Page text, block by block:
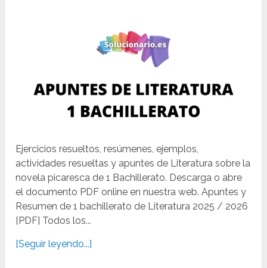
Ejercicios resueltos, resúmenes, ejemplos,
actividades resueltas y apuntes de Literatura sobre la
novela picaresca de 1 Bachillerato. Descarga o abre
el documento PDF online en nuestra web. Apuntes y
Resumen de 1 bachillerato de Literatura 2025 / 2026
[PDF] Todos los...
[Seguir leyendo...]